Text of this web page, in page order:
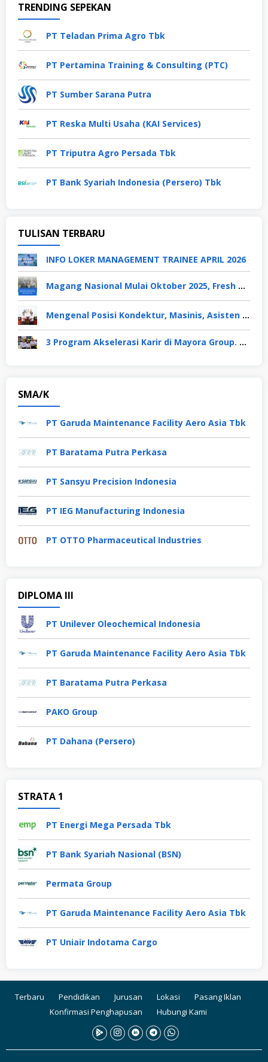
TRENDING SEPEKAN
PT Teladan Prima Agro Tbk
PT Pertamina Training & Consulting (PTC)
PT Sumber Sarana Putra
PT Reska Multi Usaha (KAI Services)
PT Triputra Agro Persada Tbk
PT Bank Syariah Indonesia (Persero) Tbk
TULISAN TERBARU
INFO LOKER MANAGEMENT TRAINEE APRIL 2026
Magang Nasional Mulai Oktober 2025, Fresh Graduate Dapat Gaji UMP Selama 6 Bulan
Mengenal Posisi Kondektur, Masinis, Asisten PPKA, Pemeliharaan Sarana dan Prasarana, Polsuska (Polisi Khusus Kereta Api), di PT KAI
3 Program Akselerasi Karir di Mayora Group. Apa Saja? Berikut Penjelasannya
SMA/K
PT Garuda Maintenance Facility Aero Asia Tbk
PT Baratama Putra Perkasa
PT Sansyu Precision Indonesia
PT IEG Manufacturing Indonesia
PT OTTO Pharmaceutical Industries
DIPLOMA III
PT Unilever Oleochemical Indonesia
PT Garuda Maintenance Facility Aero Asia Tbk
PT Baratama Putra Perkasa
PAKO Group
PT Dahana (Persero)
STRATA 1
PT Energi Mega Persada Tbk
PT Bank Syariah Nasional (BSN)
Permata Group
PT Garuda Maintenance Facility Aero Asia Tbk
PT Uniair Indotama Cargo
Terbaru Pendidikan Jurusan Lokasi
Pasang Iklan
Konfirmasi Penghapusan
Hubungi Kami